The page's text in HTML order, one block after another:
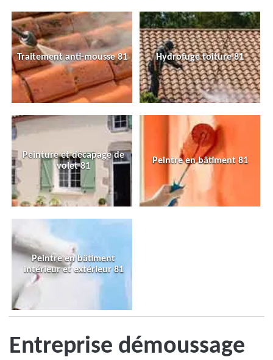
Traitement anti-mousse 81 Hydrofuge toiture 81
Peinture et décapage de
volet 81
Peintre en bâtiment 81
Peintre en bâtiment
intérieur et extérieur 81
Entreprise démoussage